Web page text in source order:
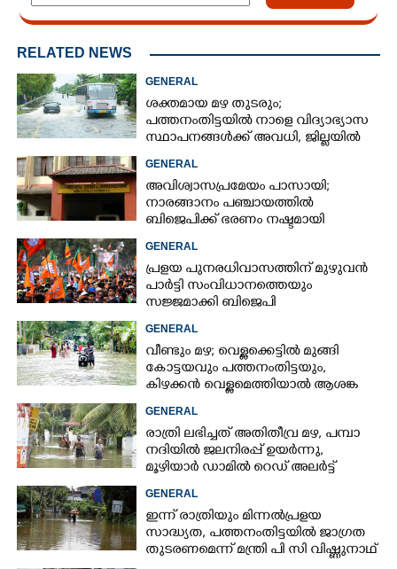
RELATED NEWS
GENERAL
ശക്തമായ മഴ തുടരും;
പത്തനംതിട്ടയിൽ നാളെ വിദ്യാഭ്യാസ
സ്ഥാപനങ്ങൾക്ക് അവധി,​ ജില്ലയിൽ
ഇന്ന് റെ‌ഡും നാളെ ഓറഞ്ചും അലർട്ട്
GENERAL
അവിശ്വാസപ്രമേയം പാസായി;
നാരങ്ങാനം പഞ്ചായത്തിൽ
ബിജെപിക്ക് ഭരണം നഷ്ടമായി
GENERAL
പ്രളയ പുനരധിവാസത്തിന് മുഴുവൻ
പാർട്ടി സംവിധാനത്തെയും
സജ്ജമാക്കി ബിജെപി
GENERAL
വീണ്ടും മഴ; വെള്ളക്കെട്ടിൽ മുങ്ങി
കോട്ടയവും പത്തനംതിട്ടയും,
കിഴക്കൻ വെള്ളമെത്തിയാൽ ആശങ്ക
ഇരട്ടിക്കും
GENERAL
രാത്രി ലഭിച്ചത് അതിതീവ്ര മഴ, പമ്പാ
നദിയിൽ ജലനിരപ്പ് ഉയർന്നു,
മൂഴിയാർ ഡാമിൽ റെഡ് അലർട്ട്
GENERAL
ഇന്ന് രാത്രിയും മിന്നൽപ്രളയ
സാദ്ധ്യത,​ പത്തനംതിട്ടയിൽ ജാഗ്രത
തുടരണമെന്ന് മന്ത്രി പി സി വിഷ്ണുനാഥ്